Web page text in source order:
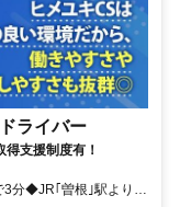
ライバー
支援制度有！
分◆JR｢曽根｣駅より徒